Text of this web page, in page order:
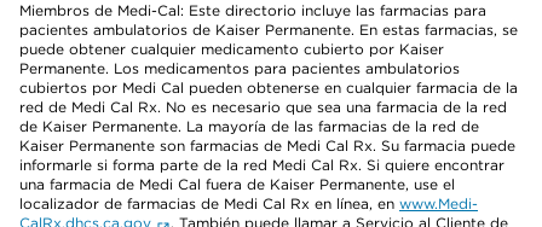
Miembros de Medi-Cal: Este directorio incluye las farmacias para
pacientes ambulatorios de Kaiser Permanente. En estas farmacias, se
puede obtener cualquier medicamento cubierto por Kaiser
Permanente. Los medicamentos para pacientes ambulatorios
cubiertos por Medi Cal pueden obtenerse en cualquier farmacia de la
red de Medi Cal Rx. No es necesario que sea una farmacia de la red
de Kaiser Permanente. La mayoría de las farmacias de la red de
Kaiser Permanente son farmacias de Medi Cal Rx. Su farmacia puede
informarle si forma parte de la red Medi Cal Rx. Si quiere encontrar
una farmacia de Medi Cal fuera de Kaiser Permanente, use el
localizador de farmacias de Medi Cal Rx en línea, en www.Medi-
CalRx.dhcs.ca.gov
. También puede llamar a Servicio al Cliente de